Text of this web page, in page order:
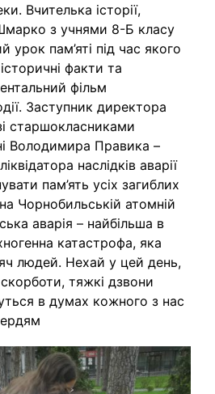
Вчителька історії,
з учнями 8-Б класу
урок пам’яті під час якого
факти та
фільм
Заступник директора
старшокласниками
Володимира Правика –
наслідків аварії
пам’ять усіх загиблих
на Чорнобильській атомній
аварія – найбільша в
катастрофа, яка
людей. Нехай у цей день,
тяжкі дзвони
в думах кожного з нас